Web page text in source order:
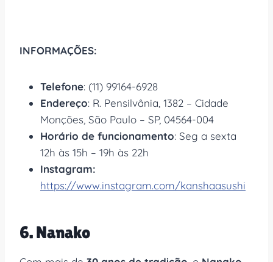
INFORMAÇÕES:
Telefone: (11) 99164-6928
Endereço: R. Pensilvânia, 1382 – Cidade
Monções, São Paulo – SP, 04564-004
Horário de funcionamento: Seg a sexta
12h às 15h – 19h às 22h
Instagram:
https://www.instagram.com/kanshaasushi
6. Nanako